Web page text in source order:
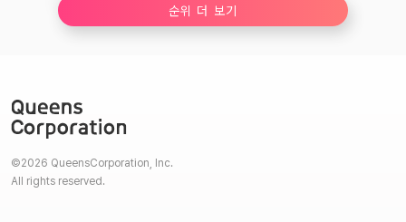
순위 더 보기
©2026 QueensCorporation, Inc.
All rights reserved.